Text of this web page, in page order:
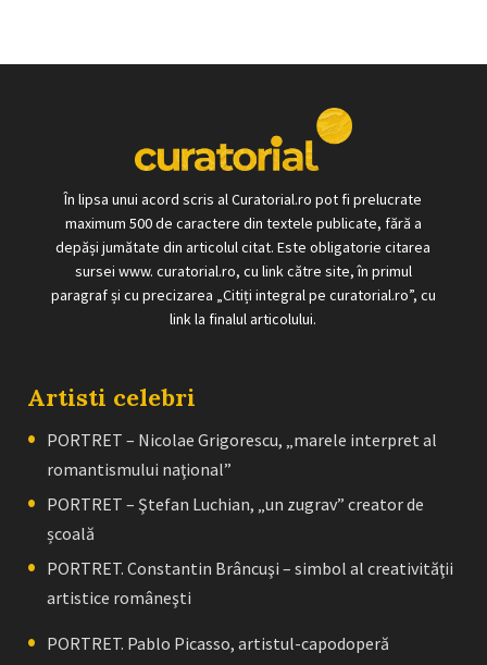
În lipsa unui acord scris al Curatorial.ro pot fi prelucrate
maximum 500 de caractere din textele publicate, fără a
depăși jumătate din articolul citat. Este obligatorie citarea
sursei www. curatorial.ro, cu link către site, în primul
paragraf și cu precizarea „Citiți integral pe curatorial.ro”, cu
link la finalul articolului.
Artisti celebri
PORTRET – Nicolae Grigorescu, „marele interpret al
romantismului naţional”
PORTRET – Ştefan Luchian, „un zugrav” creator de
școală
PORTRET. Constantin Brâncuşi – simbol al creativităţii
artistice româneşti
PORTRET. Pablo Picasso, artistul-capodoperă